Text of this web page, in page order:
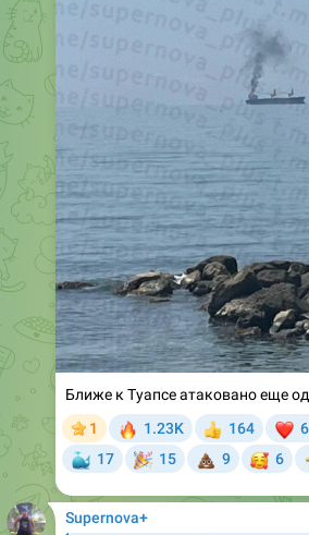
Ближе к Туапсе атаковано еще
1
1.23K
👍
164
17 15
💩
9
🥰
6
Supernova+